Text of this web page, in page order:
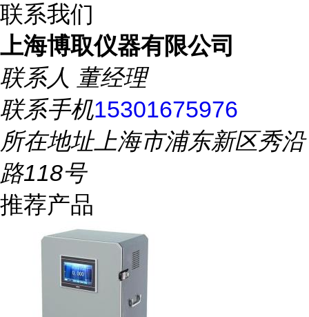
联系我们
上海博取仪器有限公司
联系人 董经理
联系手机15301675976
所在地址上海市浦东新区秀沿
路118号
推荐产品